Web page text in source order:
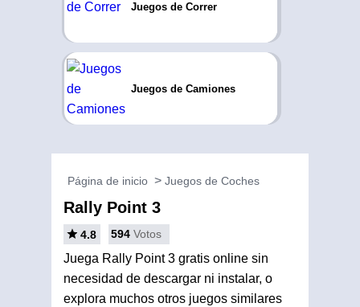
Juegos de Correr
Juegos de Camiones
Página de inicio Juegos de Coches
Rally Point 3
4.8 594 Votos
Juega Rally Point 3 gratis online sin
necesidad de descargar ni instalar, o
explora muchos otros juegos similares